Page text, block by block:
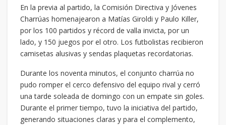
En la previa al partido, la Comisión Directiva y Jóvenes
Charrúas homenajearon a Matías Giroldi y Paulo Killer,
por los 100 partidos y récord de valla invicta, por un
lado, y 150 juegos por el otro. Los futbolistas recibieron
camisetas alusivas y sendas plaquetas recordatorias.
Durante los noventa minutos, el conjunto charrúa no
pudo romper el cerco defensivo del equipo rival y cerró
una tarde soleada de domingo con un empate sin goles.
Durante el primer tiempo, tuvo la iniciativa del partido,
generando situaciones claras y para el complemento,